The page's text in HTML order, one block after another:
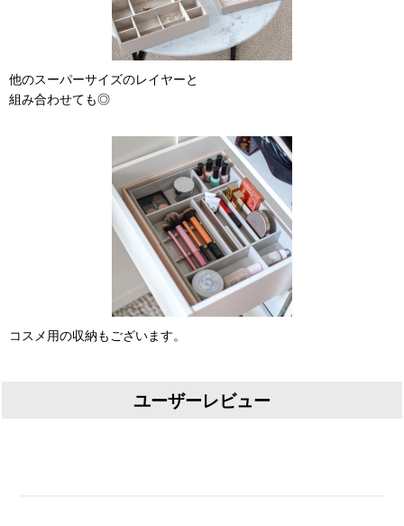
他のスーパーサイズのレイヤーと
組み合わせても◎
コスメ用の収納もございます。
ユーザーレビュー